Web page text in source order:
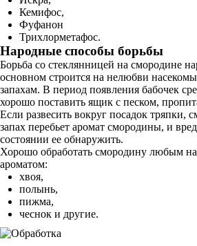
Кемифос,
Фуфанон
Трихлорметафос.
Народные способы борьбы
Борьба со стеклянницей на смородине
основном строится на нелюбви
запахам. В период появления бабочек
хорошо поставить ящик с песком,
Если развесить вокруг посадок тряпки,
запах перебьет аромат смородины, и
состоянии ее обнаружить.
Хорошо обработать смородину любым
ароматом:
хвоя,
полынь,
пижма,
чеснок и другие.